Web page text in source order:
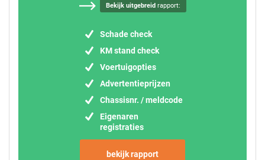
Bekijk uitgebreid rapport:
Schade check
KM stand check
Voertuigopties
Advertentieprijzen
Chassisnr. / meldcode
Eigenaren
registraties
bekijk rapport